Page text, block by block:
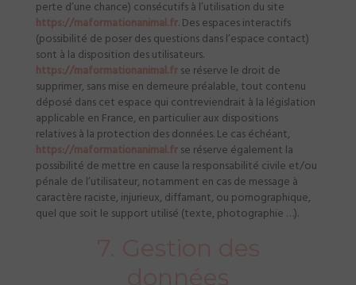
perte d’une chance) consécutifs à l’utilisation du site
https://maformationanimal.fr. Des espaces interactifs
(possibilité de poser des questions dans l’espace contact)
sont à la disposition des utilisateurs.
https://maformationanimal.frse réserve le droit de
supprimer, sans mise en demeure préalable, tout contenu
déposé dans cet espace qui contreviendrait à la législation
applicable en France, en particulier aux dispositions
relatives à la protection des données. Le cas échéant,
https://maformationanimal.frse réserve également la
possibilité de mettre en cause la responsabilité civile et/ou
pénale de l’utilisateur, notamment en cas de message à
caractère raciste, injurieux, diffamant, ou pornographique,
quel que soit le support utilisé (texte, photographie …).